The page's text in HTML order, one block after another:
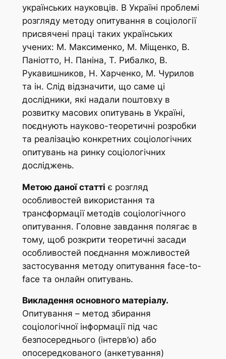
українських науковців. В Україні проблемі
розгляду методу опитування в соціології
присвячені праці таких українських
учених: М. Максименко, М. Міщенко, В.
Паніотто, Н. Паніна, Т. Рибалко, В.
Рукавишников, Н. Харченко, М. Чурилов
та ін. Слід відзначити, що саме ці
дослідники, які надали поштовху в
розвитку масових опитувань в Україні,
поєднують науково-теоретичні розробки
та реалізацію конкретних соціологічних
опитувань на ринку соціологічних
досліджень.
Метою даної статті є розгляд
особливостей використання та
трансформації методів соціологічного
опитування. Головне завдання полягає в
тому, щоб розкрити теоретичні засади
особливостей поєднання можливостей
застосування методу опитування face-to-
face та онлайн опитувань.
Викладення основного матеріалу.
Опитування – метод збирання
соціологічної інформації під час
безпосереднього (інтерв’ю) або
опосередкованого (анкетування)